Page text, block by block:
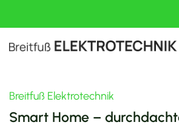
Breitfuß Elektrotechnik
Smart Home –